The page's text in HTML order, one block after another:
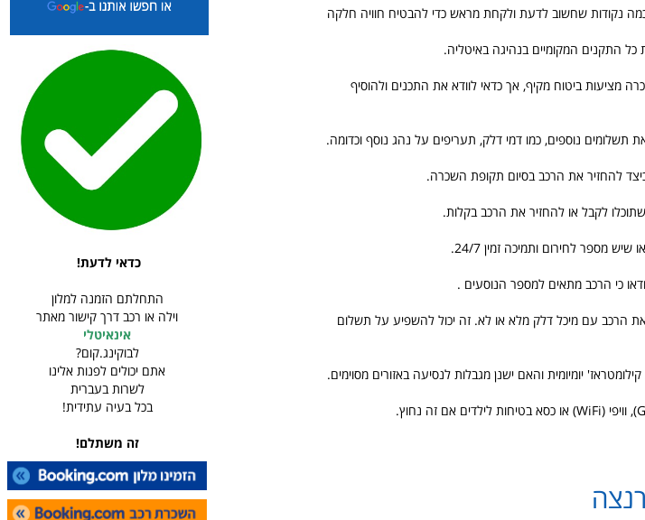
נקודות שחשוב לדעת ולקחת מראש כדי להבטיח חוויה חלקה
כל התקנים המקומיים בנהיגה באיטליה.
מציעות ביטוח מקיף, אך כדאי לוודא את התכנים ולהוסיף
נוספים, כמו דמי דלק, תעריפים על נהג נוסף וכדומה.
להחזיר את הרכב בסיום תקופת השכרה.
לקבל או להחזיר את הרכב בקלות.
מספר לחירום ותמיכה זמין 24/7.
כי הרכב מתאים למספר הנוסעים .
הרכב עם מיכל דלק מלא או לא. זה יכול להשפיע על תשלום
יומיומית והאם ישנן מגבלות לנסיעה באזורים מסוימים.
כדאי לדעת!
התחלתם הזמנה למלון
וילה או רכב דרך קישור מאתר
אינאיטלי
לבוקינג.קום?
אתם יכולים לפנות אלינו
לשרות בעברית
בכל בעיה עתידית!
זה משתלם!